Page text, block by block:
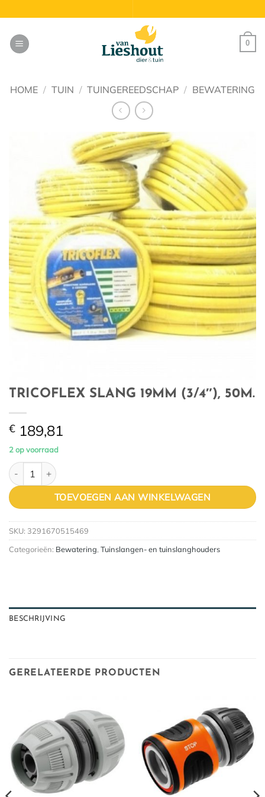
naar
inhoud
0
HOME / TUIN / TUINGEREEDSCHAP / BEWATERING
TRICOFLEX SLANG 19MM (3/4″), 50M.
€ 189,81
2 op voorraad
TRICOFLEX SLANG 19MM (3/4"), 50M. aantal
TOEVOEGEN AAN WINKELWAGEN
SKU: 3291670515469
Categorieën: Bewatering, Tuinslangen- en tuinslanghouders
BESCHRIJVING
GERELATEERDE PRODUCTEN